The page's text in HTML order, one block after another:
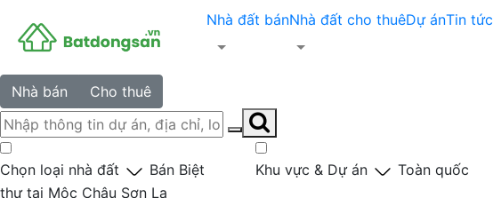
Nhà đất bánNhà đất cho thuêDự ánTin tức
Nhà bán Cho thuê
Chọn loại nhà đất
Bán Biệt
thự tại Mộc Châu Sơn La
Khu vực & Dự án Toàn quốc